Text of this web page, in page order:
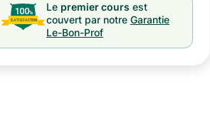
Le premier cours est
couvert par notre Garantie
Le-Bon-Prof